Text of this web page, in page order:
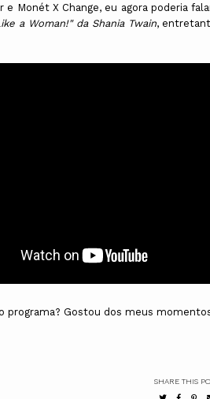
e Monét X Change, eu agora poderia
a Woman!" da Shania Twain,
programa? Gostou dos meus
SHARE THIS